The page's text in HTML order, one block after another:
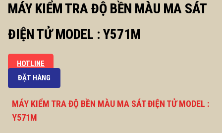
MÁY KIỂM TRA ĐỘ BỀN MÀU MA SÁT
ĐIỆN TỬ MODEL : Y571M
HOTLINE
ĐẶT HÀNG
MÁY KIỂM TRA ĐỘ BỀN MÀU MA SÁT ĐIỆN TỬ MODEL :
Y571M